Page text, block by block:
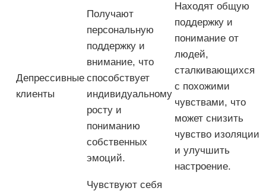
Депрессивные
клиенты
Получают
персональную
поддержку и
внимание, что
способствует
индивидуальному
росту и
пониманию
собственных
эмоций.
Находят общую
поддержку и
понимание от
людей,
сталкивающихся
с похожими
чувствами, что
может снизить
чувство изоляции
и улучшить
настроение.
Чувствуют себя